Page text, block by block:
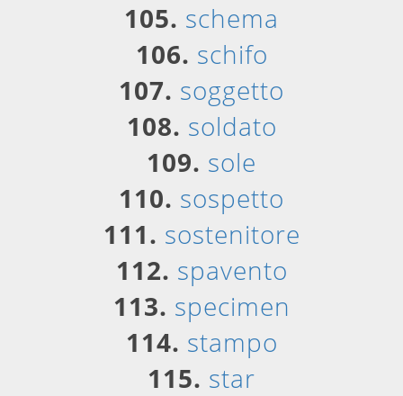
105. schema
106. schifo
107. soggetto
108. soldato
109. sole
110. sospetto
111. sostenitore
112. spavento
113. specimen
114. stampo
115. star